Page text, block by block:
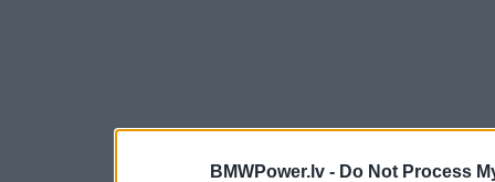
BMWPower.lv - Do Not Process